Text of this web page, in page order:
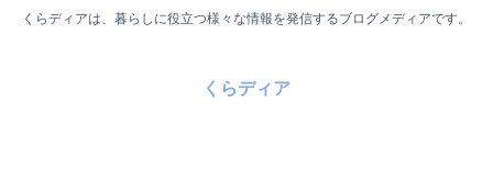
くらディアは、暮らしに役立つ様々な情報を発信するブログメディアです。
くらディア